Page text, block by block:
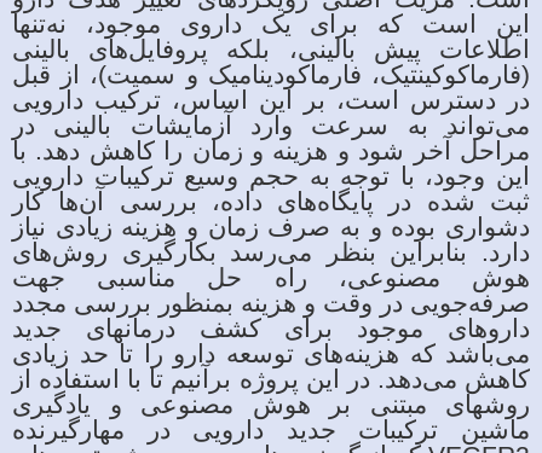
این است که برای یک داروی موجود، نه‌تنها
اطلاعات پیش بالینی، بلکه پروفایل‌های بالینی
(فارماکوکینتیک، فارماکودینامیک و سمیت)، از قبل
در دسترس است، بر این اساس، ترکیب دارویی
می‌تواند به سرعت وارد آزمایشات بالینی در
مراحل آخر شود و هزینه و زمان را کاهش دهد. با
این وجود، با توجه به حجم وسیع ترکیبات دارویی
ثبت شده در پایگاه‌های داده، بررسی آن‌ها کار
دشواری بوده و به صرف زمان و هزینه زیادی نیاز
دارد. بنابراین بنظر می‌رسد بکارگیری روش‌های
هوش مصنوعی، راه حل مناسبی جهت
صرفه‌جویی در وقت و هزینه بمنظور بررسی مجدد
داروهای موجود برای کشف درمان‎های جدید
می‌باشد که هزینه‌های توسعه دارو را تا حد زیادی
کاهش می‌دهد. در این پروژه برآنیم تا با استفاده از
روشهای مبتنی بر هوش مصنوعی و یادگیری
ماشین ترکیبات جدید دارویی در مهارگیرنده